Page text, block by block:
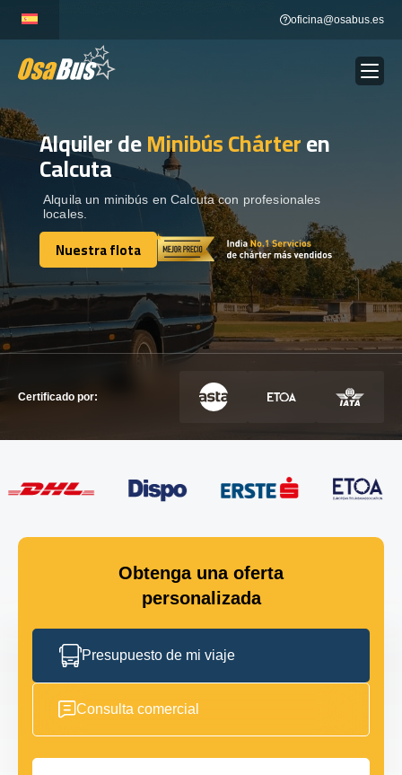
content
oficina@osabus.es
ALQUILER DE AUTOCARES Show dropdown
DESTINOS
RECORRIDAS Show dropdown
Alquiler deMinibús Chárteren
Calcuta
Alquila un minibús en Calcuta con profesionales
locales.
Nuestra flota
Nuestra flota
Certificado por:
Obtenga una oferta
personalizada
Presupuesto de mi viaje
Consulta comercial
Nombre completo